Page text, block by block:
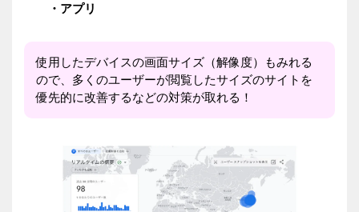
・アプリ
使用したデバイスの画面サイズ（解像度）もみれる
ので、多くのユーザーが閲覧したサイズのサイトを
優先的に改善するなどの対策が取れる！